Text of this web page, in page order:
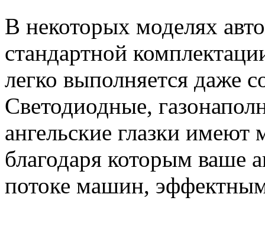
В некоторых моделях
стандартной
легко выполняется даже
Светодиодные,
ангельские глазки имеют
благодаря которым ваше
потоке машин,